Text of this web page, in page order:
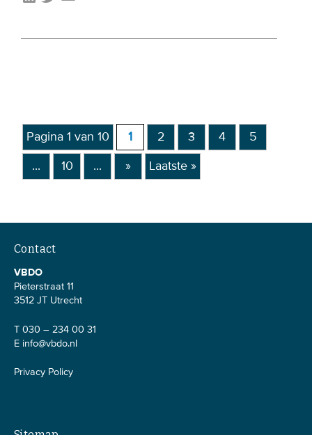
Pagina 1 van 10 1 2 3 4 5
... 10 ... » Laatste »
Contact
VBDO
Pieterstraat 11
3512 JT Utrecht
T 030 – 234 00 31
E info@vbdo.nl
Privacy Policy